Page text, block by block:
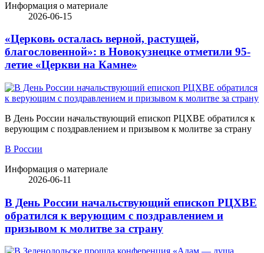
Информация о материале
2026-06-15
«Церковь осталась верной, растущей,
благословенной»: в Новокузнецке отметили 95-
летие «Церкви на Камне»
В День России начальствующий епископ РЦХВЕ обратился к
верующим с поздравлением и призывом к молитве за страну
В России
Информация о материале
2026-06-11
В День России начальствующий епископ РЦХВЕ
обратился к верующим с поздравлением и
призывом к молитве за страну